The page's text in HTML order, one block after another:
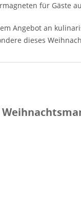
für Gäste
Angebot an
dieses